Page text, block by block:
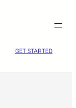
GET STARTED